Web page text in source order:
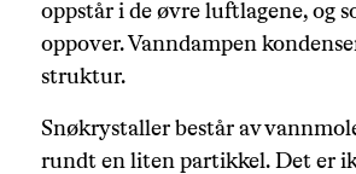
oppstår i de øvre luftlagene, og
oppover. Vanndampen
struktur.
Snøkrystaller består av
rundt en liten partikkel. Det er